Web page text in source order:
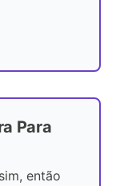
Para
então